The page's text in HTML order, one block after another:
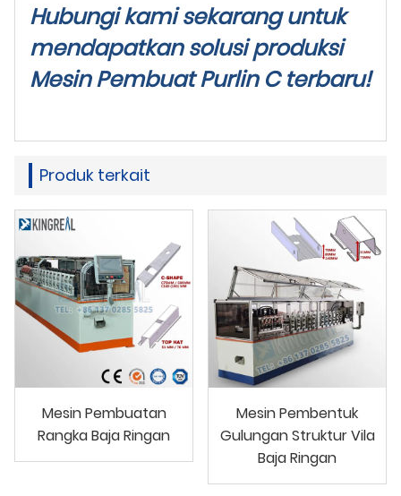
Hubungi kami sekarang untuk
mendapatkan solusi produksi
Mesin Pembuat Purlin C terbaru!
Produk terkait
Mesin Pembuatan
Rangka Baja Ringan
Mesin Pembentuk
Gulungan Struktur Vila
Baja Ringan